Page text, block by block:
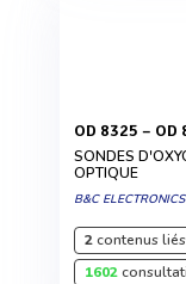
OD 8325 – OD
SONDES
OPTIQUE
B&C ELECTRONICS
2contenus liés
1602